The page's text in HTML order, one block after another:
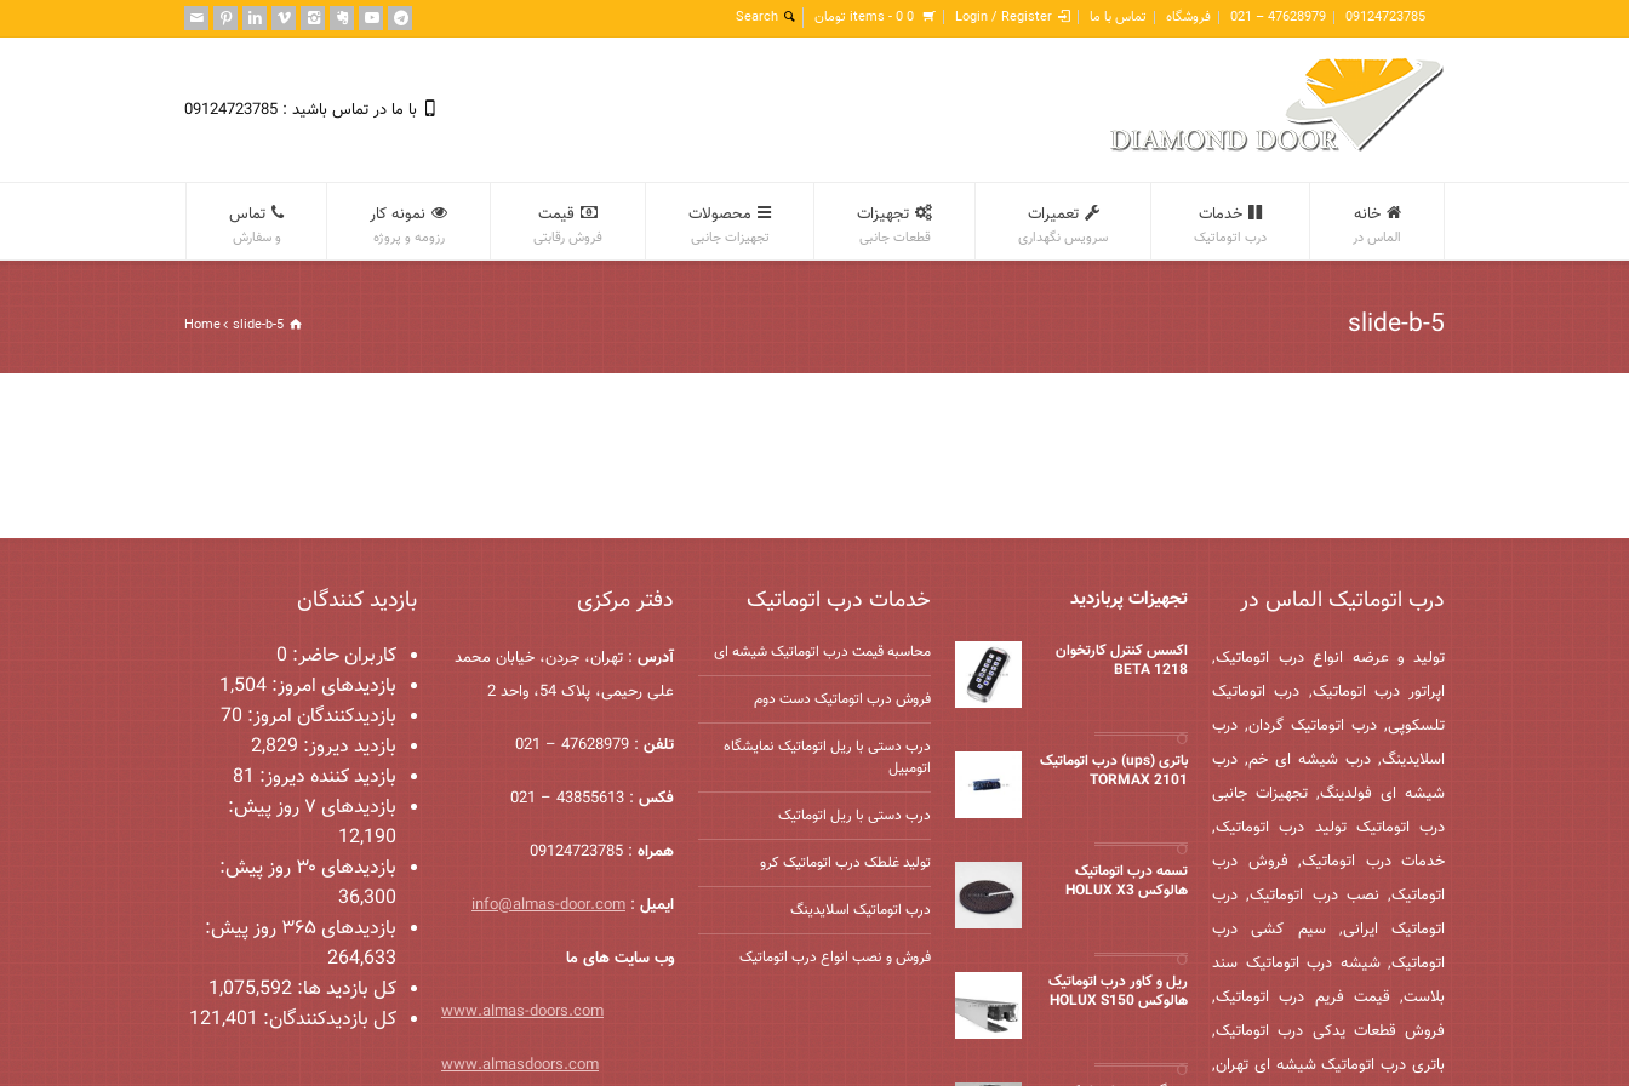
09124723785
47628979 – 021 فروشگاه تماس با ما Login / Register
0 items -
0 تومان
با ما در تماس باشید : 09124723785
خانه
الماس در
خدمات
درب اتوماتیک
تعمیرات
سرویس نگهداری
تجهیزات
قطعات جانبی
محصولات
تجهیزات جانبی
قیمت
فروش رقابتی
نمونه کار
رزومه و پروژه
تماس
و سفارش
slide-b-5
Home slide-b-5
درب اتوماتیک الماس در
تولید و عرضه انواع درب اتوماتیک,
اپراتور درب اتوماتیک, درب اتوماتیک
تلسکوپی, درب اتوماتیک گردان, درب
اسلایدینگ, درب شیشه ای خم, درب
شیشه ای فولدینگ, تجهیزات جانبی
درب اتوماتیک تولید درب اتوماتیک,
خدمات درب اتوماتیک, فروش درب
اتوماتیک, نصب درب اتوماتیک, درب
اتوماتیک ایرانی, سیم کشی درب
اتوماتیک, شیشه درب اتوماتیک سند
بلاست, قیمت فریم درب اتوماتیک,
فروش قطعات یدکی درب اتوماتیک,
باتری درب اتوماتیک شیشه ای تهران,
تجهیزات پربازدید
اکسس کنترل کارتخوان
BETA 1218
باتری (ups) درب اتوماتیک
TORMAX 2101
تسمه درب اتوماتیک
هالوکس HOLUX X3
ریل و کاور درب اتوماتیک
هالوکس HOLUX S150
خدمات درب اتوماتیک
محاسبه قیمت درب اتوماتیک شیشه ‌ای
فروش درب اتوماتیک دست دوم
درب دستی با ریل اتوماتیک نمایشگاه
اتومبیل
درب دستی با ریل اتوماتیک
تولید غلطک درب اتوماتیک کرو
درب اتوماتیک اسلایدینگ
فروش و نصب انواع درب اتوماتیک
دفتر مرکزی
آدرس : تهران، جردن، خیابان محمد
علی رحیمی، پلاک 54، واحد 2
تلفن : 47628979 – 021
فکس : 43855613 – 021
همراه : 09124723785
ایمیل :
info@almas-door.com
وب سایت های ما
www.almas-doors.com
www.almasdoors.com
بازدید کنندگان
کاربران حاضر: 0
بازدیدهای امروز: 1,504
بازدیدکنندگان امروز: 70
بازدید دیروز: 2,829
بازدید کننده دیروز: 81
بازدیدهای ۷ روز پیش:
12,190
بازدیدهای ۳۰ روز پیش:
36,300
بازدیدهای ۳۶۵ روز پیش:
264,633
کل بازدید ها: 1,075,592
کل بازدیدکنند‌گان: 121,401